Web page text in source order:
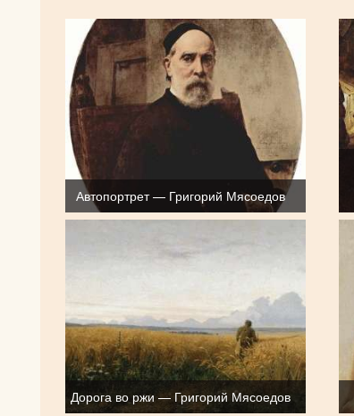
Автопортрет — Григорий Мясоедов
Дорога во ржи — Григорий Мясоедов